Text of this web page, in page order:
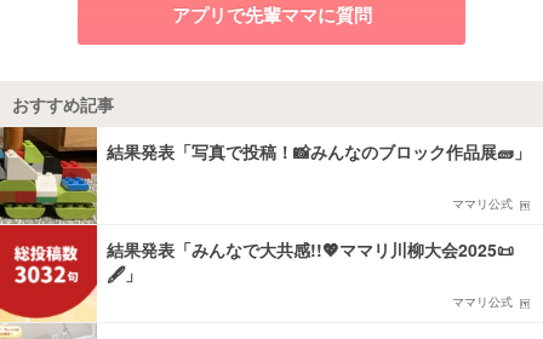
アプリで先輩ママに質問
おすすめ記事
結果発表「写真で投稿！📸みんなのブロック作品展🧱」
ママリ公式
結果発表「みんなで大共感!!💖ママリ川柳大会2025📜
🖋️」
ママリ公式